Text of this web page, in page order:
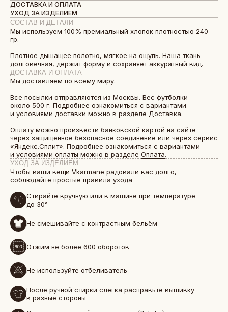
ДОСТАВКА И ОПЛАТА
УХОД ЗА ИЗДЕЛИЕМ
СОСТАВ И ДЕТАЛИ
Мы используем 100% премиальный хлопок плотностью 240
гр.
Плотное дышащее полотно, мягкое на ощупь. Наша ткань
долговечная, держит форму и сохраняет аккуратный вид.
ДОСТАВКА И ОПЛАТА
Мы доставляем по всему миру.
Все посылки отправляются из Москвы. Вес футболки —
около 500 г. Подробнее ознакомиться с вариантами
и условиями доставки можно в разделе Доставка.
Оплату можно произвести банковской картой на сайте
через защищённое безопасное соединение или через сервис
«Яндекс.Сплит». Подробнее ознакомиться с вариантами
и условиями оплаты можно в разделе Оплата.
УХОД ЗА ИЗДЕЛИЕМ
Чтобы ваши вещи Vkarmane радовали вас долго,
соблюдайте простые правила ухода
Стирайте вручную или в машине при температуре
до 30°
Не смешивайте с контрастным бельём
Отжим не более 600 оборотов
Не используйте отбеливатель
После ручной стирки слегка расправьте вышивку
в разные стороны
БОЛЕЕ 50 000 ДРУЗЕЙ VKARMANE ПО ВСЕЙ СТРАНЕ
Истории, которые мы носим «в кармане»